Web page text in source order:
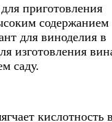
приготовления
содержанием
для виноделия в
изготовления
саду.
кислотность